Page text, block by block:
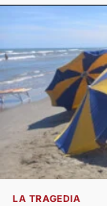
LA TRAGEDIA